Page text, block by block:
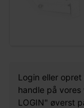
Login eller
handle på vores
LOGIN" øverst